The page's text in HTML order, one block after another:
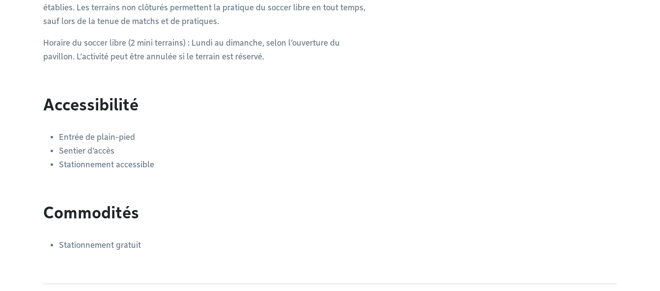
établies. Les terrains non clôturés permettent la pratique du soccer libre en tout temps,
sauf lors de la tenue de matchs et de pratiques.
Horaire du soccer libre (2 mini terrains) : Lundi au dimanche, selon l’ouverture du
pavillon. L’activité peut être annulée si le terrain est réservé.
Accessibilité
Entrée de plain-pied
Sentier d'accès
Stationnement accessible
Commodités
Stationnement gratuit